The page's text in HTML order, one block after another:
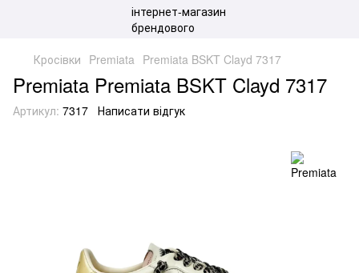
Кросівки Premiata Premiata BSKT Clayd 7317
Premiata Premiata BSKT Clayd 7317
Артикул: 7317 Написати відгук